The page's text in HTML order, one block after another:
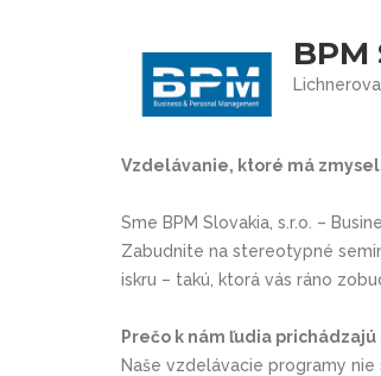
BPM
Vzdelávanie, ktoré má
Sme BPM Slovakia, s.r.o. –
Zabudnite na stereotypné
iskru – takú, ktorá vás ráno
Prečo k nám ľudia prichádzajú
Naše vzdelávacie programy